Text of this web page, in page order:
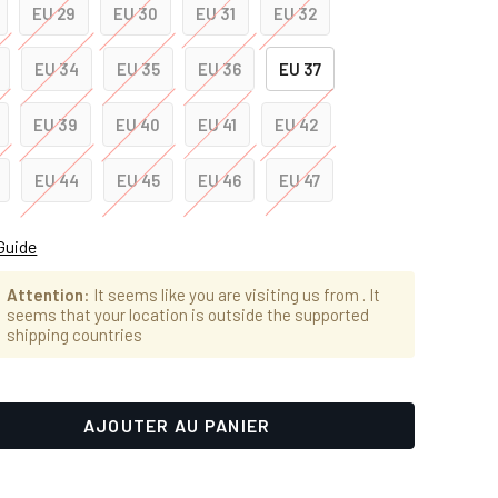
EU 29 EU 30 EU 31 EU 32
EU 34 EU 35 EU 36 EU 37
EU 39 EU 40 EU 41 EU 42
EU 44 EU 45 EU 46 EU 47
Attention: It seems like you are visiting us from . It
seems that your location is outside the supported
shipping countries